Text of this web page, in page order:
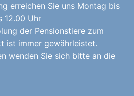
erreichen Sie uns Montag bis
12.00 Uhr
der Pensionstiere zum
ist immer gewährleistet.
wenden Sie sich bitte an die